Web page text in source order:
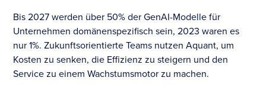
Bis 2027 werden über 50% der GenAI-Modelle für
Unternehmen domänenspezifisch sein, 2023 waren es
nur 1%. Zukunftsorientierte Teams nutzen Aquant, um
Kosten zu senken, die Effizienz zu steigern und den
Service zu einem Wachstumsmotor zu machen.